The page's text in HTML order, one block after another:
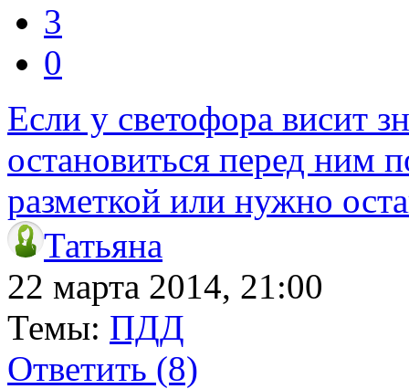
3
0
Если у светофора висит
остановиться перед ним
разметкой или нужно
Татьяна
22 марта 2014, 21:00
Темы: ПДД
Ответить (8)